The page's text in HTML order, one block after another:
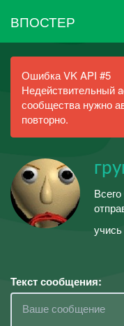
ВПОСТЕР
Ошибка VK API #5
Недействительный
сообщества нужно
повторно.
Текст сообщения: